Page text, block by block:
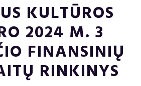
KULTŪROS
2024 M. 3
FINANSINIŲ
RINKINYS